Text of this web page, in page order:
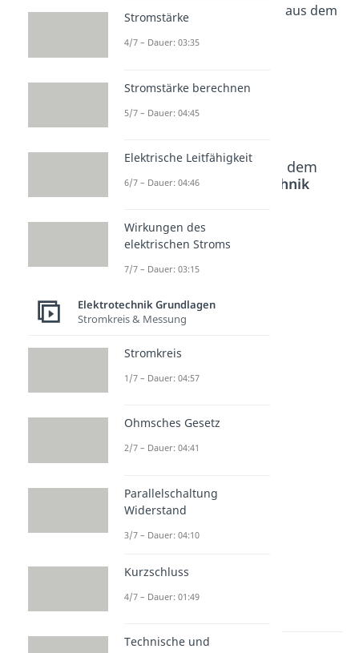
vor gefährlicher Strahlung aus dem
Beliebte Inhalte aus dem
Bereich
Elektrotechnik
Stromdi
chte
Elektros
kop
Faraday
Lernen lohnt sich!
Stromstärke
4/7 – Dauer: 03:35
Stromstärke berechnen
5/7 – Dauer: 04:45
Elektrische Leitfähigkeit
6/7 – Dauer: 04:46
Wirkungen des
elektrischen Stroms
7/7 – Dauer: 03:15
Elektrotechnik Grundlagen
Stromkreis & Messung
Stromkreis
1/7 – Dauer: 04:57
Ohmsches Gesetz
2/7 – Dauer: 04:41
Parallelschaltung
Widerstand
3/7 – Dauer: 04:10
Kurzschluss
4/7 – Dauer: 01:49
Technische und